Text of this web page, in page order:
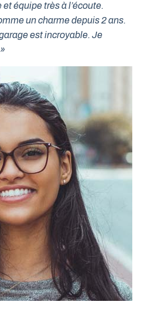
équipe très à l’écoute.
un charme depuis 2 ans.
est incroyable. Je